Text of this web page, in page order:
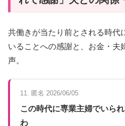
共働きが当たり前とされる時代
いることへの感謝と、お金・夫
声。
11. 匿名 2026/06/05
この時代に専業主婦でいら
わ